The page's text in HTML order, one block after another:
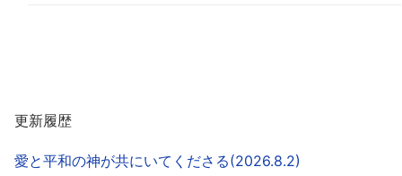
更新履歴
愛と平和の神が共にいてくださる(2026.8.2)